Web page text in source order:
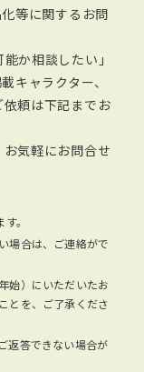
等に関するお問
か相談したい」
キャラクター、
依頼は下記までお
気軽にお問合せ
。
場合は、ご連絡がで
始）にいただいたお
とを、ご了承くださ
返答できない場合が